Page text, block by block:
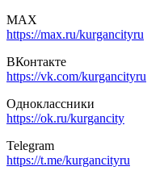
MAX
https://max.ru/kurgancityru
ВКонтакте
https://vk.com/kurgancityru
Одноклассники
https://ok.ru/kurgancity
Telegram
https://t.me/kurgancityru